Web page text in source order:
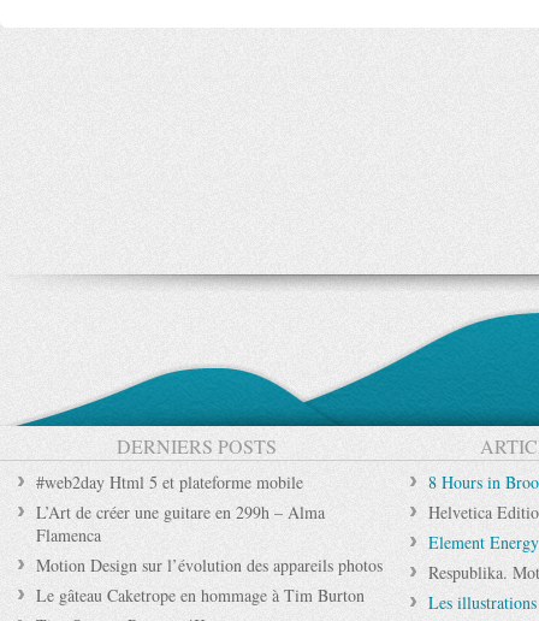
DERNIERS POSTS
#web2day Html 5 et plateforme mobile
L’Art de créer une guitare en 299h – Alma
Flamenca
Motion Design sur l’évolution des appareils photos
Le gâteau Caketrope en hommage à Tim Burton
8 Hours in
Helvetica
Element
Respublika.
Les